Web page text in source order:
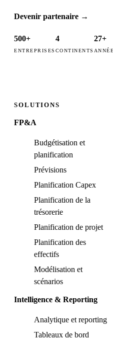
Devenir partenaire →
500+
ENTREPRISES
4
CONTINENTS
27+
SOLUTIONS
FP&A
Budgétisation et
planification
Prévisions
Planification Capex
Planification de la
trésorerie
Planification de projet
Planification des
effectifs
Modélisation et
scénarios
Intelligence & Reporting
Analytique et reporting
Tableaux de bord